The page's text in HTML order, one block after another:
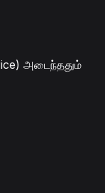
அடைந்ததும்